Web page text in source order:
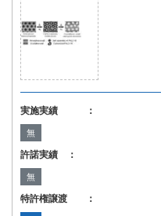
実施実績 ：
無
許諾実績 ：
無
特許権譲渡 ：